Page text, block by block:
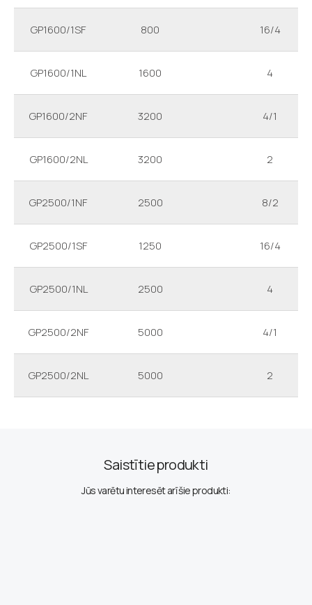
GP1600/1SF 800 16/4
GP1600/1NL 1600 4
GP1600/2NF 3200 4/1
GP1600/2NL 3200 2
GP2500/1NF 2500 8/2
GP2500/1SF 1250 16/4
GP2500/1NL 2500 4
GP2500/2NF 5000 4/1
GP2500/2NL 5000 2
Jūs varētu interesēt arī šie produkti:
Saistītie produkti